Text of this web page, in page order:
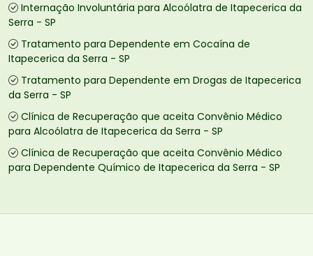
Internação Involuntária para Alcoólatra de Itapecerica da
Serra - SP
Tratamento para Dependente em Cocaína de
Itapecerica da Serra - SP
Tratamento para Dependente em Drogas de Itapecerica
da Serra - SP
Clínica de Recuperação que aceita Convênio Médico
para Alcoólatra de Itapecerica da Serra - SP
Clínica de Recuperação que aceita Convênio Médico
para Dependente Químico de Itapecerica da Serra - SP